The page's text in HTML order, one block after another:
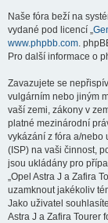
Naše fóra beží na
vydané pod licencí „
www.phpbb.com.
Pro další informace o
Zavazujete se
vulgárním nebo jiným
vaší zemi, zákony v
platné mezinárodní
vykázání z fóra a/nebo
(ISP) na vaši činnost,
jsou ukládány pro
„Opel Astra J a Zafira
uzamknout jakékoliv
Jako uživatel
Astra J a Zafira Tourer